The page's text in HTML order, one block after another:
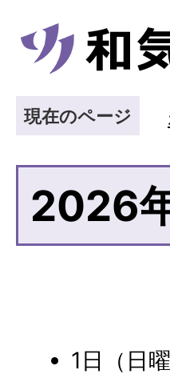
現在のページ
2026
1日（日